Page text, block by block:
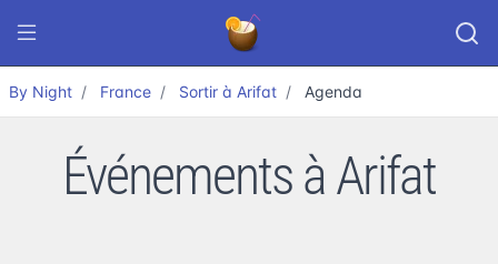
By Night France Sortir à Arifat Agenda
Événements à Arifat